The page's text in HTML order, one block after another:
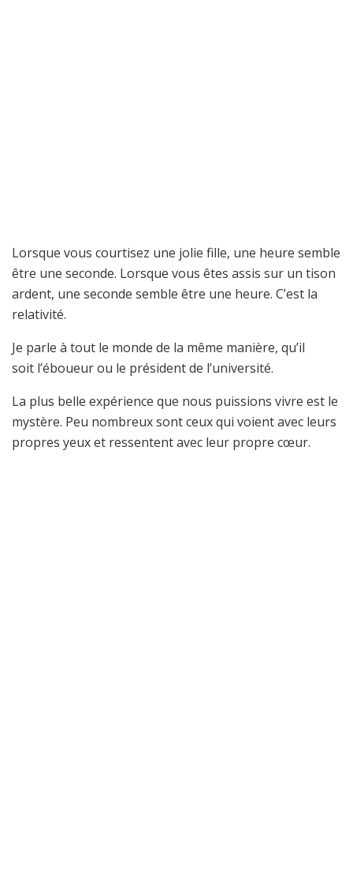
Lorsque vous courtisez une jolie fille, une heure semble
être une seconde. Lorsque vous êtes assis sur un tison
ardent, une seconde semble être une heure. C’est la
relativité.
Je parle à tout le monde de la même manière, qu’il
soit l’éboueur ou le président de l’université.
La plus belle expérience que nous puissions vivre est le
mystère. Peu nombreux sont ceux qui voient avec leurs
propres yeux et ressentent avec leur propre cœur.